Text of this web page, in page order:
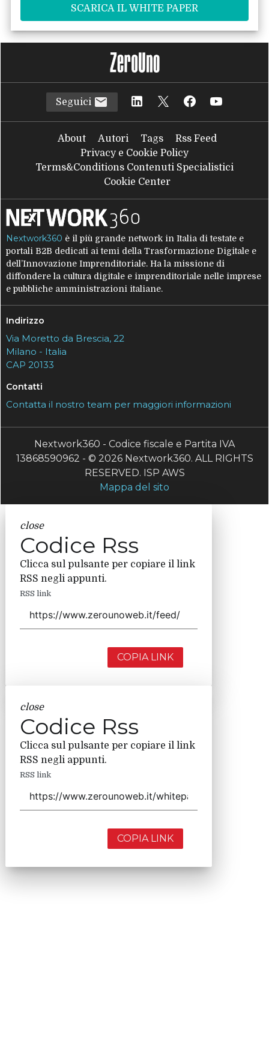
Seguici
About Autori Tags
Rss Feed
Privacy e Cookie Policy
Terms&Conditions Contenuti Specialistici
Cookie Center
Nextwork360 è il più grande network in Italia di testate e
portali B2B dedicati ai temi della Trasformazione Digitale e
dell’Innovazione Imprenditoriale. Ha la missione di
diffondere la cultura digitale e imprenditoriale nelle imprese
e pubbliche amministrazioni italiane.
Indirizzo
Via Moretto da Brescia, 22
Milano - Italia
CAP 20133
Contatti
Contatta il nostro team per maggiori informazioni
Nextwork360 - Codice fiscale e Partita IVA
13868590962 - © 2026 Nextwork360. ALL RIGHTS
RESERVED. ISP AWS
Mappa del sito
close
Codice Rss
Clicca sul pulsante per copiare il link
RSS negli appunti.
RSS link
COPIA LINK
close
Codice Rss
Clicca sul pulsante per copiare il link
RSS negli appunti.
RSS link
COPIA LINK